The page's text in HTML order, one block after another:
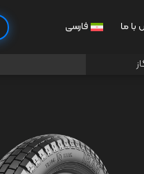
با ما فارسی